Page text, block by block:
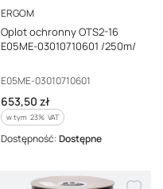
PRODUCENT
ERGOM
Oplot ochronny OTS2-16
E05ME-03010710601 /250m/
Kod producenta
E05ME-03010710601
Cena brutto
653,50 zł
w tym %s VAT
w tym 23% VAT
Dostępność:Dostępne